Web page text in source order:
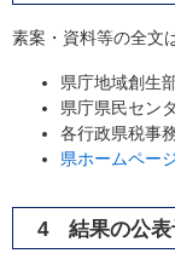
素案・資料等の全文
県庁地域創生
県庁県民セン
各行政県税事
県ホームペー
4 結果の公表